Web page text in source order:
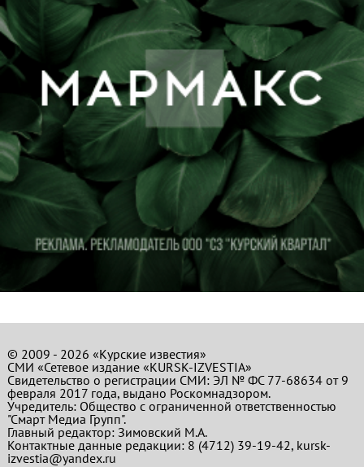
© 2009 - 2026 «Курские известия»
СМИ «Сетевое издание «KURSK-IZVESTIA»
Свидетельство о регистрации СМИ: ЭЛ № ФС 77-68634 от 9
февраля 2017 года, выдано Роскомнадзором.
Учредитель: Общество с ограниченной ответственностью
"Смарт Медиа Групп".
Главный редактор:Зимовский М.А.
Контактные данные редакции: 8 (4712) 39-19-42, kursk-
izvestia@yandex.ru